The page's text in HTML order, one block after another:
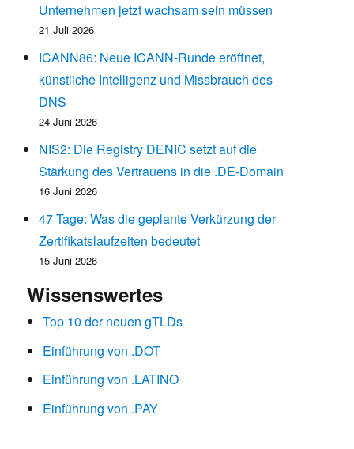
Unternehmen jetzt wachsam sein müssen
21 Juli 2026
ICANN86: Neue ICANN-Runde eröffnet,
künstliche Intelligenz und Missbrauch des
DNS
24 Juni 2026
NIS2: Die Registry DENIC setzt auf die
Stärkung des Vertrauens in die .DE-Domain
16 Juni 2026
47 Tage: Was die geplante Verkürzung der
Zertifikatslaufzeiten bedeutet
15 Juni 2026
Wissenswertes
Top 10 der neuen gTLDs
Einführung von .DOT
Einführung von .LATINO
Einführung von .PAY